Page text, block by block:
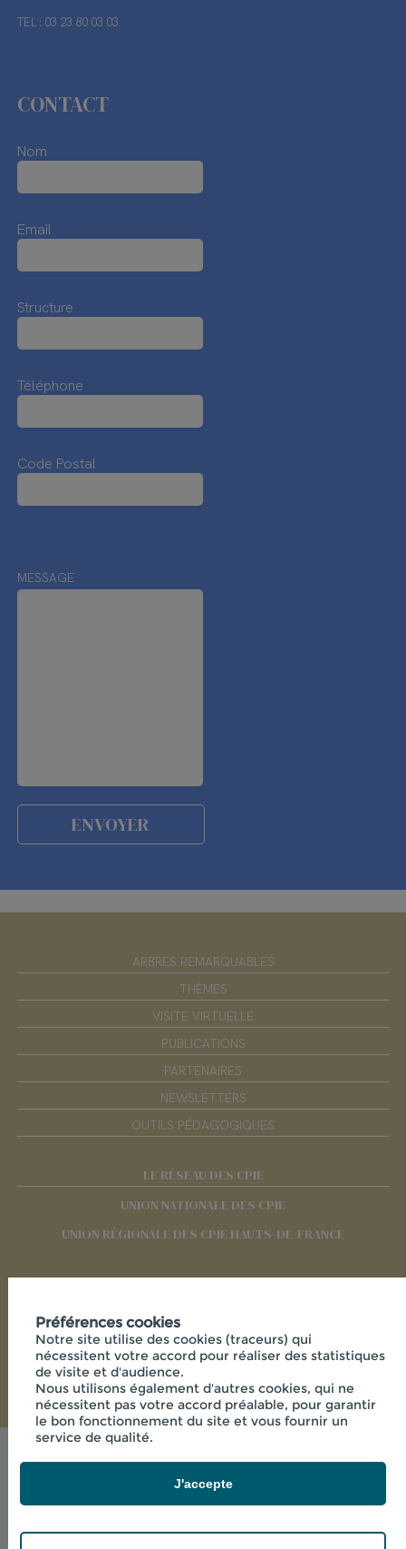
TEL : 03 23 80 03 03
CONTACT
Nom
Email
Structure
Téléphone
Code Postal
MESSAGE
ARBRES REMARQUABLES
THÈMES
VISITE VIRTUELLE
PUBLICATIONS
PARTENAIRES
NEWSLETTERS
OUTILS PÉDAGOGIQUES
LE RÉSEAU DES CPIE
UNION NATIONALE DES CPIE
UNION RÉGIONALE DES CPIE HAUTS-DE-FRANCE
Mentions légales
© 2026 - CPIE PAYS DE L'AISNE - 33 RUE DES
VICTIMES DE COMPORTET , 02000 MERLIEUX-ET-
Préférences cookies
Notre site utilise des cookies (traceurs) qui
nécessitent votre accord pour réaliser des statistiques
de visite et d'audience.
Nous utilisons également d'autres cookies, qui ne
nécessitent pas votre accord préalable, pour garantir
le bon fonctionnement du site et vous fournir un
service de qualité.
J'accepte